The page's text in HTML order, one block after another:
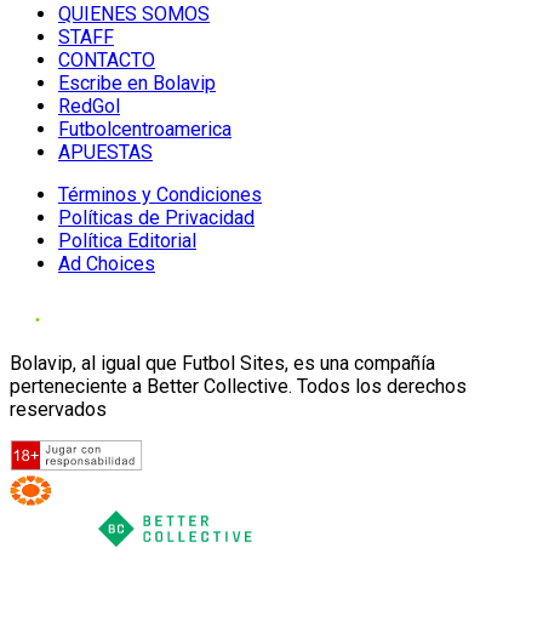
QUIENES SOMOS
STAFF
CONTACTO
Escribe en Bolavip
RedGol
Futbolcentroamerica
APUESTAS
Términos y Condiciones
Políticas de Privacidad
Política Editorial
Ad Choices
Bolavip, al igual que Futbol Sites, es una compañía
perteneciente a Better Collective. Todos los derechos
reservados